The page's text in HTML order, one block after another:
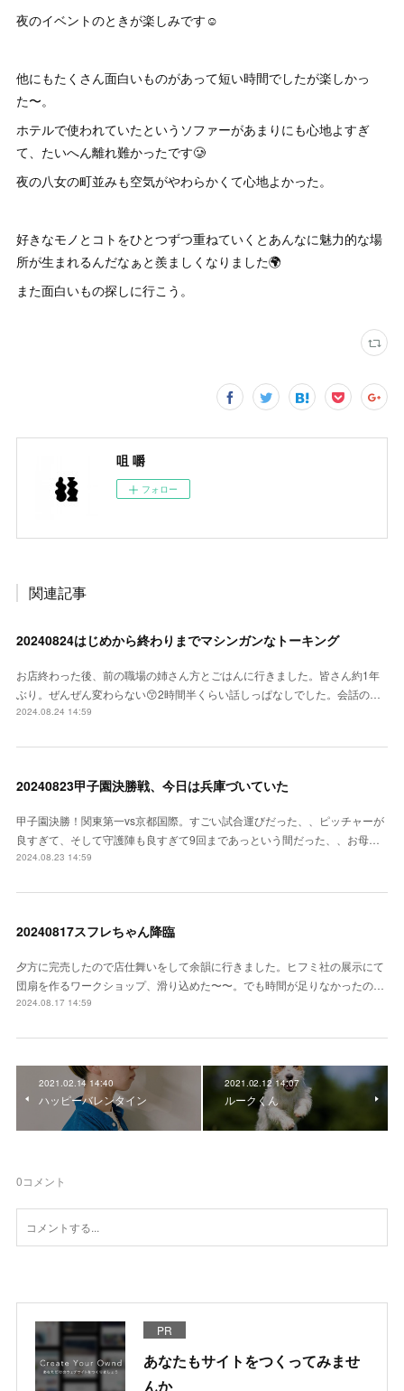
夜のイベントのときが楽しみです☺️
他にもたくさん面白いものがあって短い時間でしたが楽しかっ
た〜。
ホテルで使われていたというソファーがあまりにも心地よすぎ
て、たいへん離れ難かったです🥲
夜の八女の町並みも空気がやわらかくて心地よかった。
好きなモノとコトをひとつずつ重ねていくとあんなに魅力的な場
所が生まれるんだなぁと羨ましくなりました🌍
また面白いもの探しに行こう。
咀 嚼
フォロー
関連記事
20240824はじめから終わりまでマシンガンなトーキング
お店終わった後、前の職場の姉さん方とごはんに行きました。皆さん約1年
ぶり。ぜんぜん変わらない😙2時間半くらい話しっぱなしでした。会話の…
2024.08.24 14:59
20240823甲子園決勝戦、今日は兵庫づいていた
甲子園決勝！関東第一vs京都国際。すごい試合運びだった、、ピッチャーが
良すぎて、そして守護陣も良すぎて9回まであっという間だった、、お母…
2024.08.23 14:59
20240817スフレちゃん降臨
夕方に完売したので店仕舞いをして余韻に行きました。ヒフミ社の展示にて
団扇を作るワークショップ、滑り込めた〜〜。でも時間が足りなかったの…
2024.08.17 14:59
2021.02.14 14:40
ハッピーバレンタイン
2021.02.12 14:07
ルークくん
0コメント
PR
あなたもサイトをつくってみませ
んか